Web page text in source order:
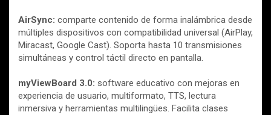
AirSync: comparte contenido de forma inalámbrica desde
múltiples dispositivos con compatibilidad universal (AirPlay,
Miracast, Google Cast). Soporta hasta 10 transmisiones
simultáneas y control táctil directo en pantalla.
myViewBoard 3.0: software educativo con mejoras en
experiencia de usuario, multiformato, TTS, lectura
inmersiva y herramientas multilingües. Facilita clases